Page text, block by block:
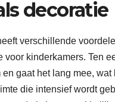
decoratie
verschillende
voor kinderkamers. Ten
en gaat het lang mee,
die intensief wordt